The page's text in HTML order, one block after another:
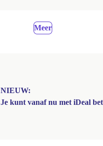
Meer
NIEUW:
Je kunt vanaf nu met iDeal